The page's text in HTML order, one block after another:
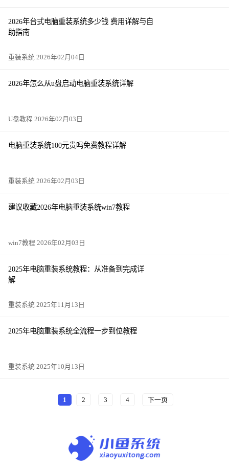
2026年台式电脑重装系统多少钱 费用详解与自
助指南
重装系统 2026年02月04日
2026年怎么从u盘启动电脑重装系统详解
U盘教程 2026年02月03日
电脑重装系统100元贵吗免费教程详解
重装系统 2026年02月03日
建议收藏2026年电脑重装系统win7教程
win7教程 2026年02月03日
2025年电脑重装系统教程：从准备到完成详
解
重装系统 2025年11月13日
2025年电脑重装系统全流程一步到位教程
重装系统 2025年10月13日
1 2 3 4 下一页